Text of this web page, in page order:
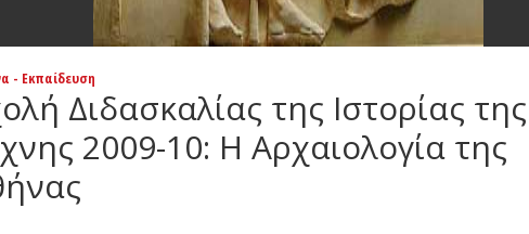
- Εκπαίδευση
Διδασκαλίας της Ιστορίας της
2009-10: Η Αρχαιολογία της